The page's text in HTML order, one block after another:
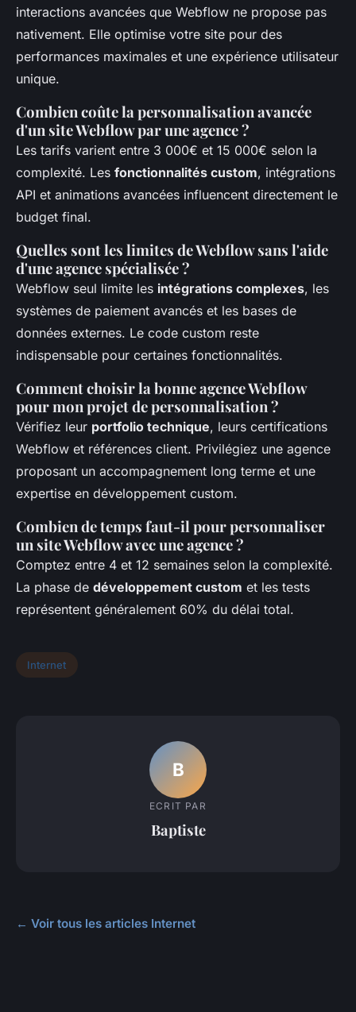
interactions avancées que Webflow ne propose pas
nativement. Elle optimise votre site pour des
performances maximales et une expérience utilisateur
unique.
Combien coûte la personnalisation avancée
d'un site Webflow par une agence ?
Les tarifs varient entre 3 000€ et 15 000€ selon la
complexité. Les fonctionnalités custom, intégrations
API et animations avancées influencent directement le
budget final.
Quelles sont les limites de Webflow sans l'aide
d'une agence spécialisée ?
Webflow seul limite les intégrations complexes, les
systèmes de paiement avancés et les bases de
données externes. Le code custom reste
indispensable pour certaines fonctionnalités.
Comment choisir la bonne agence Webflow
pour mon projet de personnalisation ?
Vérifiez leur portfolio technique, leurs certifications
Webflow et références client. Privilégiez une agence
proposant un accompagnement long terme et une
expertise en développement custom.
Combien de temps faut-il pour personnaliser
un site Webflow avec une agence ?
Comptez entre 4 et 12 semaines selon la complexité.
La phase de développement custom et les tests
représentent généralement 60% du délai total.
Internet
B
ECRIT PAR
Baptiste
← Voir tous les articles Internet